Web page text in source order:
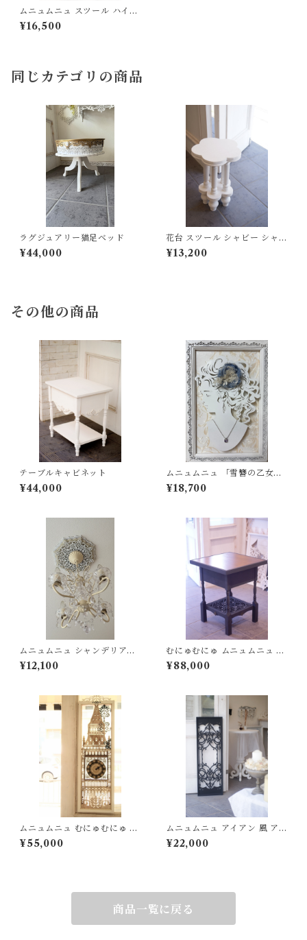
ムニュムニュ スツール ハイス
ツール シャビー シャビーシッ
ク
¥16,500
同じカテゴリの商品
ラグジュアリー猫足ベッド
¥44,000
花台 スツール シャビー シャビ
ーシック
¥13,200
その他の商品
テーブルキャビネット
¥44,000
ムニュムニュ 「雪簪の乙女」
ジュエリー パネル フレンチシ
ャビー
¥18,700
ムニュムニュ シャンデリア
「真珠の夢」アイボリー メダ
リオン シャビー フレンチシャ
¥12,100
むにゅむにゅ ムニュムニュ コ
ーヒーテーブル テーブル 机 ラ
イト付き 間接照明 隠し扉 隠し
¥88,000
ムニュムニュ むにゅむにゅ 掛
時計 時計 教会 ビックベン 切
り絵 パネル 絵画
¥55,000
ムニュムニュ アイアン 風 アー
トパネル シャビー フレンチシ
ャビー
¥22,000
商品一覧に戻る